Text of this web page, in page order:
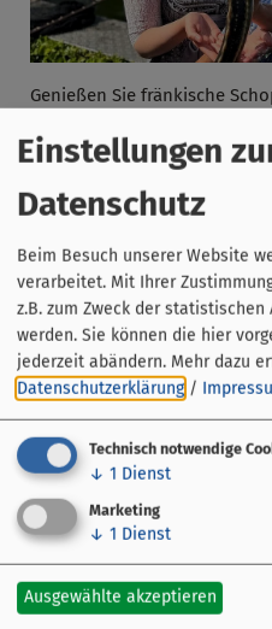
Genießen Sie fränkische
großen Garten oder im
Gartenteich- und Zierfische
Festbetrieb mit Live-Musik
Einstellungen
Datenschutz
Beim Besuch unserer Website
verarbeitet. Mit Ihrer
z.B. zum Zweck der
werden. Sie können die hier
jederzeit abändern. Mehr dazu
Datenschutzerklärung /
Technisch notwendige
↓ 1 Dienst
Marketing
↓ 1 Dienst
Ausgewählte akzeptieren